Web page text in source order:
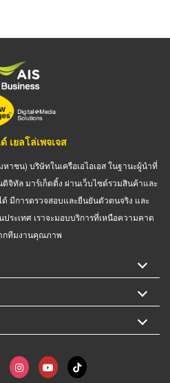
เยลโล่เพจเจส
าชน) บริษัทในเครือเอไอเอส ในฐานะผู้นำที่
ทัล มาร์เก็ตติ้ง ผ่านเว็บไซต์รวมสินค้าและ
ด้ มีการตรวจสอบและยืนยันตัวตนจริง และ
ระเทศ เราจะมอบบริการที่เหนือความคาด
กทีมงานคุณภาพ